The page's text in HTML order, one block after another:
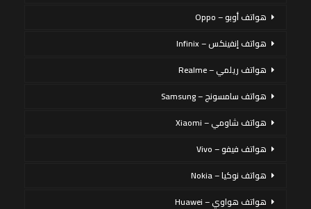
هواتف أوبو – Oppo
هواتف إنفينكس – Infinix
هواتف ريلمي – Realme
هواتف سامسونج – Samsung
هواتف شاومي – Xiaomi
هواتف فيفو – Vivo
هواتف نوكيا – Nokia
هواتف هواوي – Huawei